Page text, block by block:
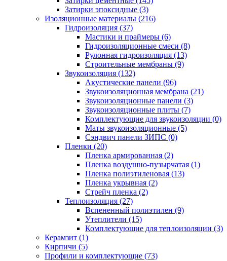
Затирки эпоксидные (3)
Изоляционные материалы (216)
Гидроизоляция (37)
Мастики и праймеры (6)
Гидроизоляционные смеси (8)
Рулонная гидроизоляция (13)
Строительные мембраны (9)
Звукоизоляция (132)
Акустические панели (96)
Звукоизоляционная мембрана (21)
Звукоизоляционные панели (3)
Звукоизоляционные плиты (7)
Комплектующие для звукоизоляции (0)
Маты звукоизоляционные (5)
Сэндвич панели ЗИПС (0)
Пленки (20)
Пленка армированная (2)
Пленка воздушно-пузырчатая (1)
Пленка полиэтиленовая (13)
Пленка укрывная (2)
Стрейч пленка (2)
Теплоизоляция (27)
Вспененный полиэтилен (9)
Утеплители (15)
Комплектующие для теплоизоляции (3)
Керамзит (1)
Кирпичи (5)
Профили и комплектующие (73)